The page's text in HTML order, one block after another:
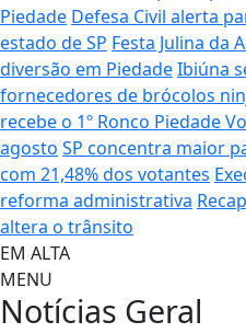
Piedade Defesa Civil alerta
estado de SP Festa Julina da
diversão em PiedadeIbiúna
fornecedores de brócolos
recebe o 1º Ronco Piedade
agosto SP concentra maior
com 21,48% dos votantes
reforma administrativa
altera o trânsito
EM ALTA
MENU
Notícias Geral